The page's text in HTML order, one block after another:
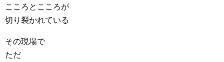
こころとこころが
切り裂かれている
その現場で
ただ